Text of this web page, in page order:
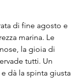
di fine agosto e
marina. Le
la gioia di
tutti. Un
dà la spinta giusta